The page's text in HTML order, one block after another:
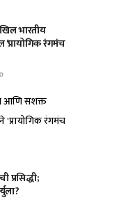
भारतीय
‘प्रायोगिक रंगमंच
0
आणि सशक्त
'प्रायोगिक रंगमंच